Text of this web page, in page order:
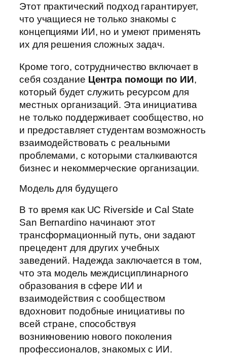
Этот практический подход гарантирует,
что учащиеся не только знакомы с
концепциями ИИ, но и умеют применять
их для решения сложных задач.
Кроме того, сотрудничество включает в
себя создание Центра помощи по ИИ,
который будет служить ресурсом для
местных организаций. Эта инициатива
не только поддерживает сообщество, но
и предоставляет студентам возможность
взаимодействовать с реальными
проблемами, с которыми сталкиваются
бизнес и некоммерческие организации.
Модель для будущего
В то время как UC Riverside и Cal State
San Bernardino начинают этот
трансформационный путь, они задают
прецедент для других учебных
заведений. Надежда заключается в том,
что эта модель междисциплинарного
образования в сфере ИИ и
взаимодействия с сообществом
вдохновит подобные инициативы по
всей стране, способствуя
возникновению нового поколения
профессионалов, знакомых с ИИ.